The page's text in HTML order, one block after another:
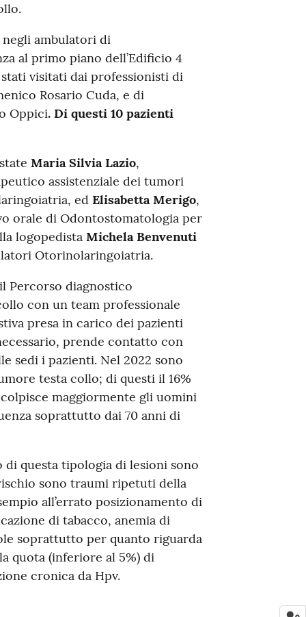
ambulatori di
al primo piano dell’Edificio 4
visitati dai professionisti di
Rosario Cuda, e di
Oppici. Di questi 10 pazienti
Maria Silvia Lazio,
assistenziale dei tumori
ed Elisabetta Merigo,
orale di Odontostomatologia per
logopedista Michela Benvenuti
Otorinolaringoiatria.
Percorso diagnostico
con un team professionale
presa in carico dei pazienti
prende contatto con
sedi i pazienti. Nel 2022 sono
testa collo; di questi il 16%
maggiormente gli uomini
soprattutto dai 70 anni di
questa tipologia di lesioni sono
sono traumi ripetuti della
all’errato posizionamento di
di tabacco, anemia di
soprattutto per quanto riguarda
quota (inferiore al 5%) di
cronica da Hpv.